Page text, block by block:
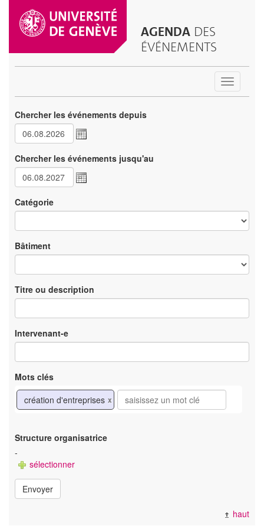
AGENDA DES
ÉVÉNEMENTS
Toggle
Chercher les événements depuis
Chercher les événements jusqu'au
Catégorie
Bâtiment
Titre ou description
Intervenant-e
Mots clés
création d'entreprises x
Structure organisatrice
-
sélectionner
Envoyer
haut